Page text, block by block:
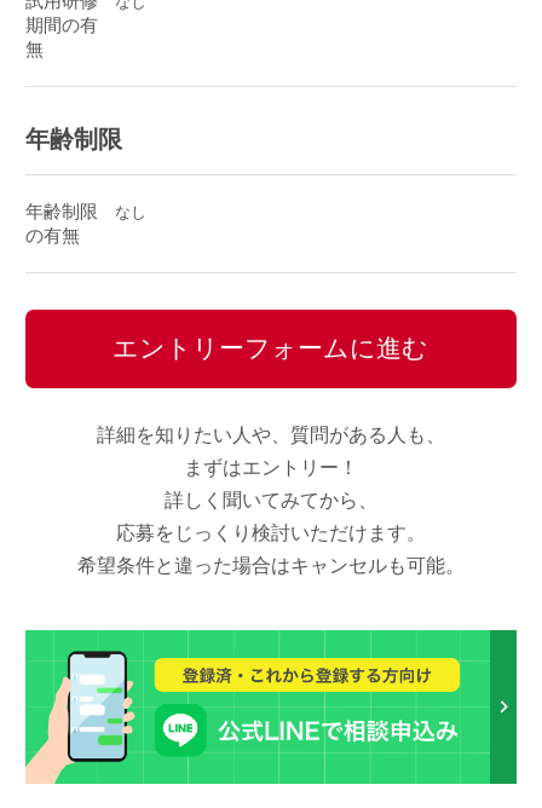
期間の有
無
年齢制限
年齢制限
の有無
なし
エントリーフォームに進む
詳細を知りたい人や、質問がある人も、
まずはエントリー！
詳しく聞いてみてから、
応募をじっくり検討いただけます。
希望条件と違った場合はキャンセルも可能。